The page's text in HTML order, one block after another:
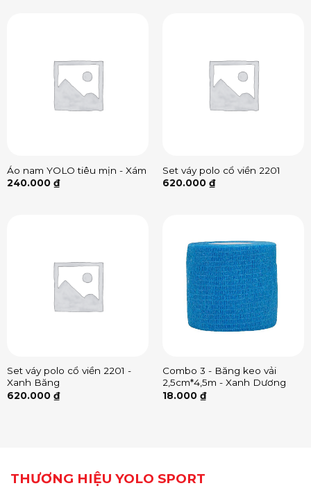
Áo nam YOLO tiêu mịn - Xám
240.000 ₫
Set váy polo cổ viền 2201
620.000 ₫
Set váy polo cổ viền 2201 -
Xanh Băng
620.000 ₫
Combo 3 - Băng keo vải
2,5cm*4,5m - Xanh Dương
18.000 ₫
THƯƠNG HIỆU YOLO SPORT